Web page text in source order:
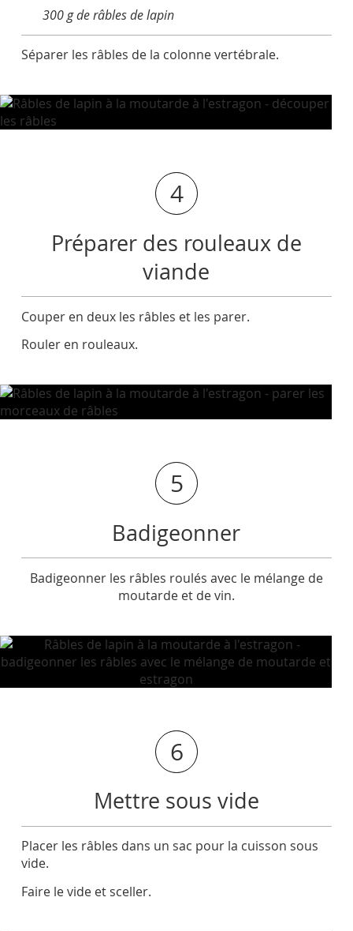
300 g de râbles de lapin
Séparer les râbles de la colonne vertébrale.
4
Préparer des rouleaux de
viande
Couper en deux les râbles et les parer.
Rouler en rouleaux.
5
Badigeonner
Badigeonner les râbles roulés avec le mélange de
moutarde et de vin.
6
Mettre sous vide
Placer les râbles dans un sac pour la cuisson sous
vide.
Faire le vide et sceller.